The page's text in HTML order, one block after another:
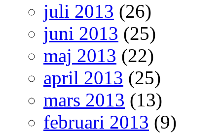
juli 2013 (26)
juni 2013 (25)
maj 2013 (22)
april 2013 (25)
mars 2013 (13)
februari 2013 (9)